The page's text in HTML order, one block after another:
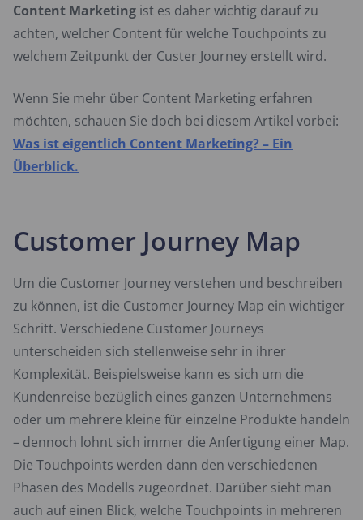
Content Marketing ist es daher wichtig darauf zu
achten, welcher Content für welche Touchpoints zu
welchem Zeitpunkt der Custer Journey erstellt wird.
Wenn Sie mehr über Content Marketing erfahren
möchten, schauen Sie doch bei diesem Artikel vorbei:
Was ist eigentlich Content Marketing? – Ein
Überblick.
Customer Journey Map
Um die Customer Journey verstehen und beschreiben
zu können, ist die Customer Journey Map ein wichtiger
Schritt. Verschiedene Customer Journeys
unterscheiden sich stellenweise sehr in ihrer
Komplexität. Beispielsweise kann es sich um die
Kundenreise bezüglich eines ganzen Unternehmens
oder um mehrere kleine für einzelne Produkte handeln
– dennoch lohnt sich immer die Anfertigung einer Map.
Die Touchpoints werden dann den verschiedenen
Phasen des Modells zugeordnet. Darüber sieht man
auch auf einen Blick, welche Touchpoints in mehreren